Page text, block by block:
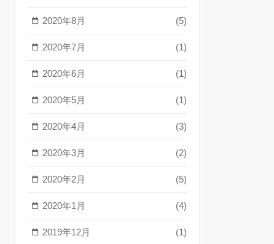
2020年8月 (5)
2020年7月 (1)
2020年6月 (1)
2020年5月 (1)
2020年4月 (3)
2020年3月 (2)
2020年2月 (5)
2020年1月 (4)
2019年12月 (1)